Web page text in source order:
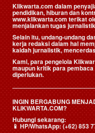
Klikwarta.com dalam
pendidikan, hiburan dan
www.klikwarta.com terikat
menjalankan tugas
Selain itu, undang-undang
kerja redaksi dalam hal
kaidah jurnalistik,
Kami, para pengelola
maupun kritik para
diperlukan.
INGIN BERGABUNG
KLIKWARTA.COM?
Hubungi sekarang:
📱HP/WhatsApp:(+62) 853